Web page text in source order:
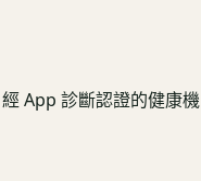
App 診斷認證的健康機